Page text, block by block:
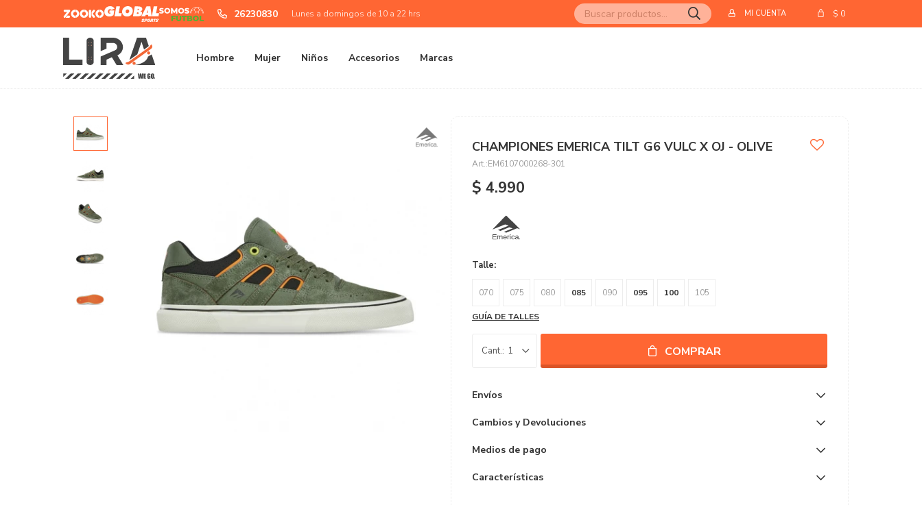
Hombre Mujer Niños Accesorios Marcas
$ 0
Futbol
26230830 Lunes a domingos de 10 a 22 hrs
CHAMPIONES EMERICA TILT G6 VULC X OJ - OLIVE
EM6107000268-301
$ 4.990
Talle:
070 075 080 085 090 095 100 105
GUÍA DE TALLES
1 COMPRAR
Envíos
Cambios y Devoluciones
Medios de pago
Características